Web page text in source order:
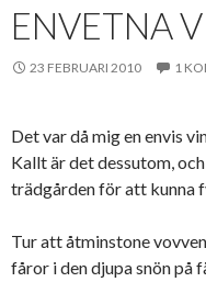
ENVETNA
23 FEBRUARI 2010 1
Det var då mig en envis
Kallt är det dessutom,
trädgården för att kunna
Tur att åtminstone
fåror i den djupa snön på